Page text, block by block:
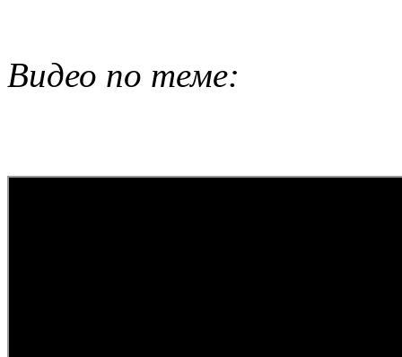
Видео по теме: